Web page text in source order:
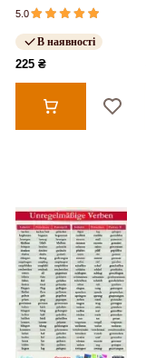
5.0
В наявності
225 ₴